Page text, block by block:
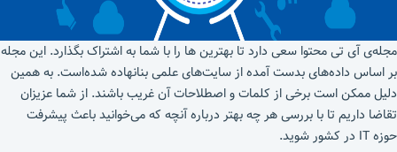
مجله‌ی آی تی محتوا سعی دارد تا بهترین ها را با شما به اشتراک بگذارد. این مجله
بر اساس داده‌های بدست آمده از سایت‌های علمی بنانهاده شده‌است. به همین
دلیل ممکن است برخی از کلمات و اصطلاحات آن غریب باشند. از شما عزیزان
تقاضا داریم تا با بررسی هر چه بهتر درباره آنچه که می‌خوانید باعث پیشرفت
حوزه IT در کشور شوید.